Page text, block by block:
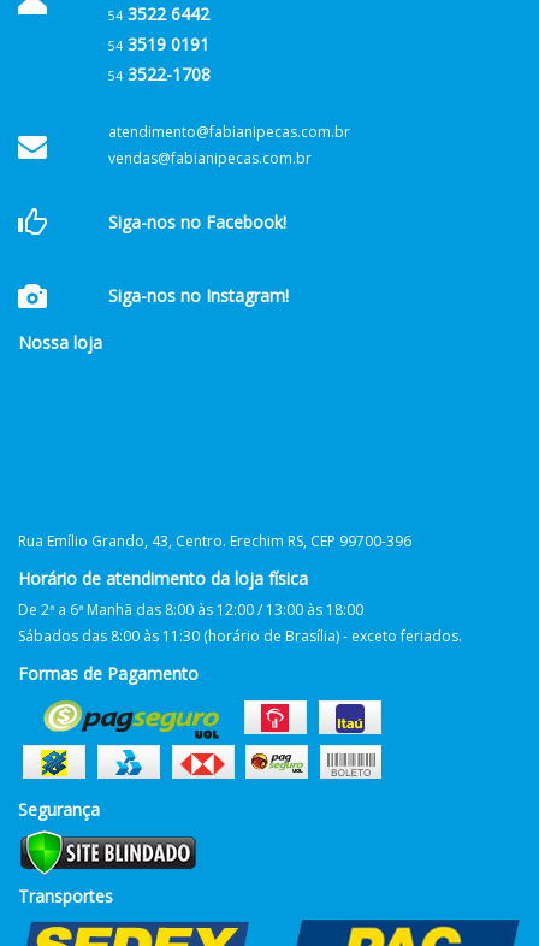
543522 6442
543519 0191
543522-1708
atendimento@fabianipecas.com.br
vendas@fabianipecas.com.br
Siga-nos no Facebook!
Siga-nos no Instagram!
Nossa loja
Rua Emílio Grando, 43, Centro. Erechim RS, CEP 99700-396
Horário de atendimento da loja física
De 2ª a 6ª Manhã das 8:00 às 12:00 / 13:00 às 18:00
Sábados das 8:00 às 11:30 (horário de Brasília) - exceto feriados.
Formas de Pagamento
Segurança
Transportes